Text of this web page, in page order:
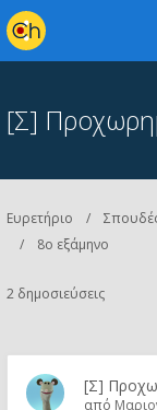
[Σ]
Ευρετήριο
8ο εξάμηνο
2 δημοσιεύσεις
[Σ]
από